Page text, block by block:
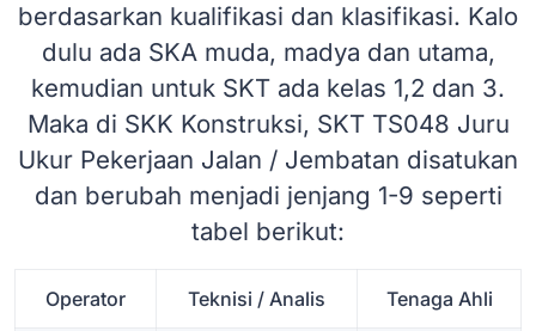
berdasarkan kualifikasi dan klasifikasi. Kalo
dulu ada SKA muda, madya dan utama,
kemudian untuk SKT ada kelas 1,2 dan 3.
Maka di SKK Konstruksi, SKT TS048 Juru
Ukur Pekerjaan Jalan / Jembatan disatukan
dan berubah menjadi jenjang 1-9 seperti
tabel berikut:
Operator Teknisi / Analis Tenaga Ahli